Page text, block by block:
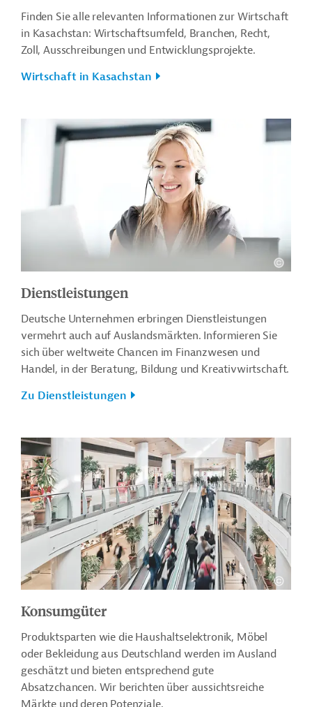
Finden Sie alle relevanten Informationen zur Wirtschaft
in Kasachstan: Wirtschaftsumfeld, Branchen, Recht,
Zoll, Ausschreibungen und Entwicklungsprojekte.
Wirtschaft in Kasachstan
Dienstleistungen
Deutsche Unternehmen erbringen Dienstleistungen
vermehrt auch auf Auslandsmärkten. Informieren Sie
sich über weltweite Chancen im Finanzwesen und
Handel, in der Beratung, Bildung und Kreativwirtschaft.
Zu Dienstleistungen
Konsumgüter
Produktsparten wie die Haushaltselektronik, Möbel
oder Bekleidung aus Deutschland werden im Ausland
geschätzt und bieten entsprechend gute
Absatzchancen. Wir berichten über aussichtsreiche